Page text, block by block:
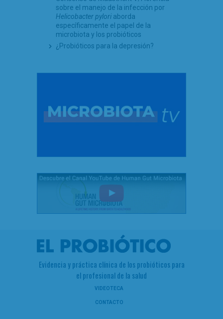
sobre el manejo de la infección por
Helicobacter pylori aborda
específicamente el papel de la
microbiota y los probióticos
¿Probióticos para la depresión?
Evidencia y práctica clínica de los probióticos para
el profesional de la salud
VIDEOTECA
CONTACTO